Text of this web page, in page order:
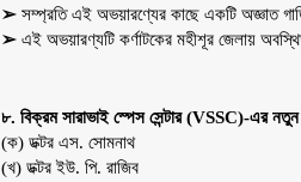
➢ সম্প্রতি এই অভয়ারণ্যের কাছে একটি অজ্ঞাত
➢ এই অভয়ারণ্যটি কর্ণাটকের মহীশূর জেলায়
৮. বিক্রম সারাভাই স্পেস সেন্টার (VSSC)-এর নতুন
(ক) ডক্টর এস. সোমনাথ
(খ) ডক্টর ইউ. পি. রাজিব